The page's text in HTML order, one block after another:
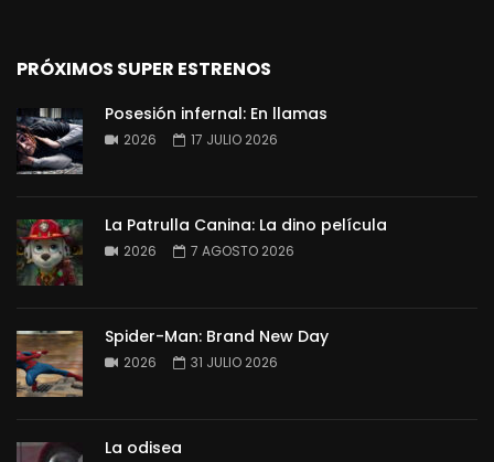
PRÓXIMOS SUPER ESTRENOS
Posesión infernal: En llamas
2026 17 JULIO 2026
La Patrulla Canina: La dino película
2026 7 AGOSTO 2026
Spider-Man: Brand New Day
2026 31 JULIO 2026
La odisea